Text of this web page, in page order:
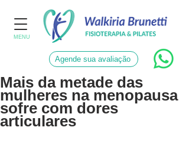
MENU
Agende sua avaliação
Mais da metade das
mulheres na menopausa
sofre com dores
articulares